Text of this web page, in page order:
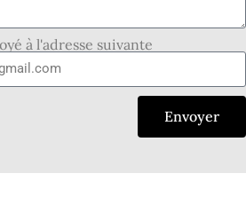
à l'adresse suivante
Envoyer